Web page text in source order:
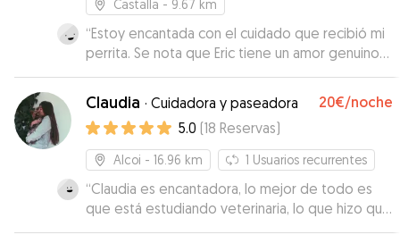
Castalla - 9.67 km
“Estoy encantada con el cuidado que recibió mi
perrita. Se nota que Eric tiene un amor genuino
por los animales. Ha sido muy atento,
responsable y cariñoso en todo momento. Me
mantuvo informada con fotos, vídeos y
mensajes, y Kira a regresado feliz y tranquila. Sin
duda volvería a confiar en él.”
Claudia · Cuidadora y paseadora 20€/noche
5.0 (18 Reservas)
Alcoi - 16.96 km 1 Usuarios recurrentes
“Claudia es encantadora, lo mejor de todo es
que está estudiando veterinaria, lo que hizo que
me sintiera más segura al dejar a Eren con ella